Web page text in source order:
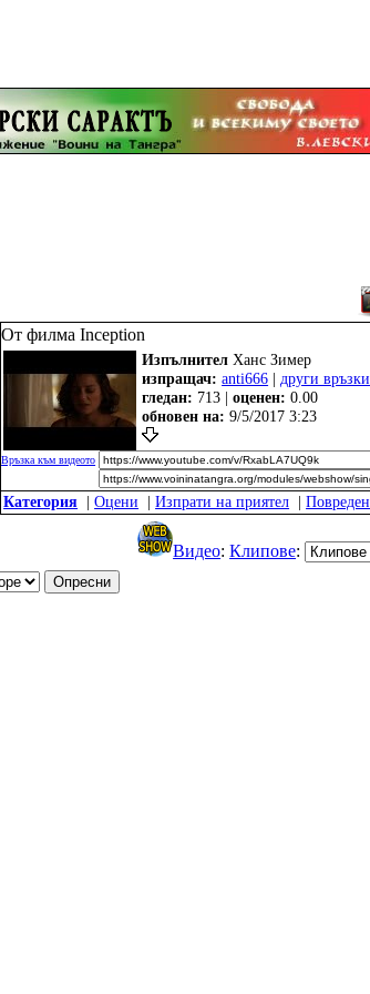
От филма Inception
Изпълнител Ханс Зимер
изпращач:anti666 | други връзки
гледан: 713 |оценен:0.00
oбновен на:9/5/2017 3:23
Връзка към видеото
Категория |Оцени |Изпрати на приятел |Повреден
Видео:Клипове: